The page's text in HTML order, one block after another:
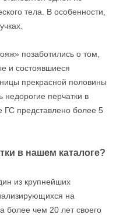
тела. В особенности,
позаботились о том,
и состоявшиеся
прекрасной половины
недорогие перчатки в
ГС представлено более 5
в нашем каталоге?
из крупнейших
на
более чем 20 лет своего